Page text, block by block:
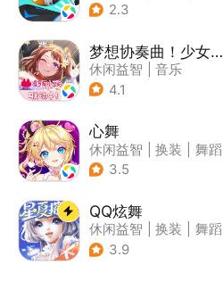
2.3
梦想协奏曲！少女乐团派对！
休闲益智
音乐
| 美少女
4.1
心舞
休闲益智 换装
舞蹈
| 结婚
3.5
QQ炫舞
休闲益智 换装
舞蹈
| 美少女
3.9